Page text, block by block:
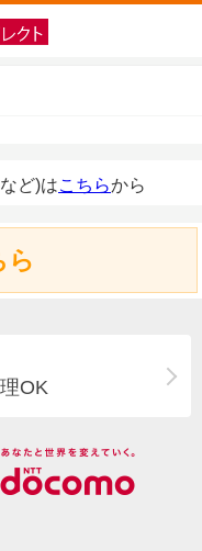
ど)はこちらから
ら
OK